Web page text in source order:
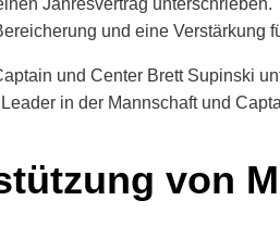
und eine Verstärkung
und Center Brett Supinski
in der Mannschaft und
von